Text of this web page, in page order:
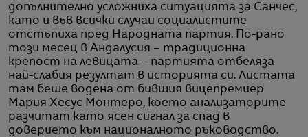
допълнително усложниха ситуацията за Санчес,
като и във всички случаи социалистите
отстъпиха пред Народната партия. По-рано
този месец в Андалусия – традиционна
крепост на левицата – партията отбеляза
най-слабия резултат в историята си. Листата
там беше водена от бившия вицепремиер
Мария Хесус Монтеро, което анализаторите
разчитат като ясен сигнал за спад в
доверието към националното ръководство.